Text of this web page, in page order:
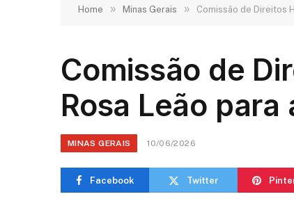
Home » Minas Gerais » Comissão de Direitos
Comissão de
Rosa Leão
MINAS GERAIS 10/06/2026
Facebook Twitter